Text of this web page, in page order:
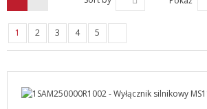
1 2 3 4 5